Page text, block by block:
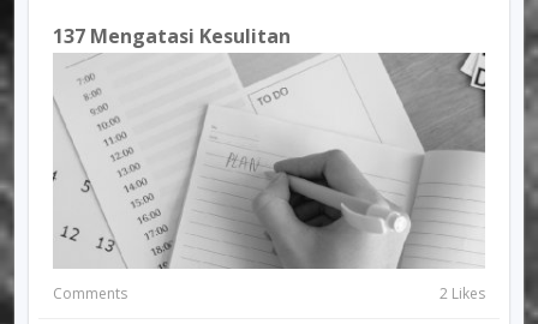
137 Mengatasi Kesulitan
Comments 2 Likes